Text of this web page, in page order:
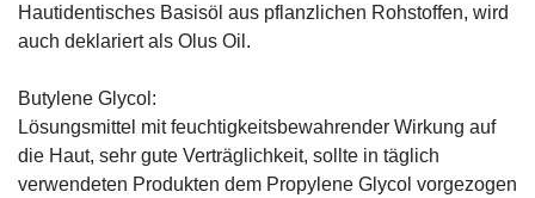
Hautidentisches Basisöl aus pflanzlichen Rohstoffen, wird
auch deklariert als Olus Oil.
Butylene Glycol:
Lösungsmittel mit feuchtigkeitsbewahrender Wirkung auf
die Haut, sehr gute Verträglichkeit, sollte in täglich
verwendeten Produkten dem Propylene Glycol vorgezogen